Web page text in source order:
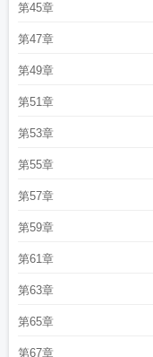
第45章
第47章
第49章
第51章
第53章
第55章
第57章
第59章
第61章
第63章
第65章
第67章